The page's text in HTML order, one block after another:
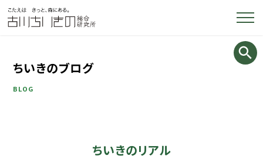
ちいきのブログ
BLOG
ちいきのリアル